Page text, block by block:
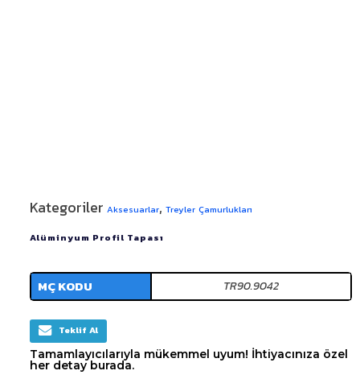
Kategoriler Aksesuarlar, Treyler Çamurlukları
Alüminyum Profil Tapası
MÇ KODU TR90.9042
Teklif Al
Tamamlayıcılarıyla mükemmel uyum! İhtiyacınıza özel
her detay burada.